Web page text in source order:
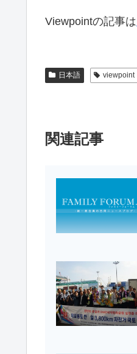
Viewpointの記事は
日本語 viewpoint
関連記事